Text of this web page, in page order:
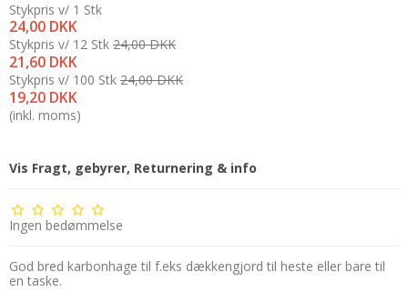
Stykpris v/ 1 Stk
24,00 DKK
Stykpris v/ 12 Stk
21,60 DKK
24,00 DKK
Stykpris v/ 100 Stk
19,20 DKK
24,00 DKK
(inkl. moms)
Vis Fragt, gebyrer, Returnering & info
Ingen bedømmelse
God bred karbonhage til f.eks dækkengjord til heste eller bare til
en taske.